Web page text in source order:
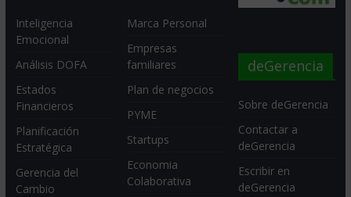
Inteligencia
Emocional
Análisis DOFA
Estados
Financieros
Planificación
Estratégica
Gerencia del
Cambio
Marca Personal
Empresas
familiares
Plan de negocios
PYME
Startups
Economia
Colaborativa
deGerencia
Sobre deGerencia
Contactar a
deGerencia
Escribir en
deGerencia